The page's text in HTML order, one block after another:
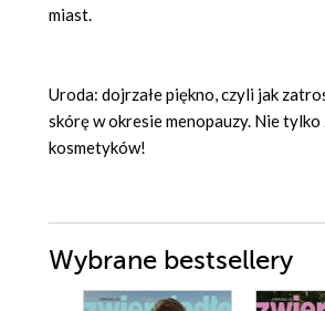
miast.
Uroda: dojrzałe piękno, czyli jak
skórę w okresie menopauzy. Nie tylko
kosmetyków!
Wybrane bestsellery